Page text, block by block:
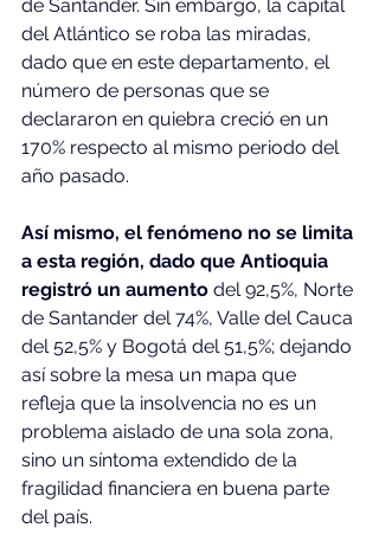
de Santander. Sin embargo, la capital
del Atlántico se roba las miradas,
dado que en este departamento, el
número de personas que se
declararon en quiebra creció en un
170% respecto al mismo periodo del
año pasado.
Así mismo, el fenómeno no se limita
a esta región, dado que Antioquia
registró un aumento del 92,5%, Norte
de Santander del 74%, Valle del Cauca
del 52,5% y Bogotá del 51,5%; dejando
así sobre la mesa un mapa que
refleja que la insolvencia no es un
problema aislado de una sola zona,
sino un síntoma extendido de la
fragilidad financiera en buena parte
del país.